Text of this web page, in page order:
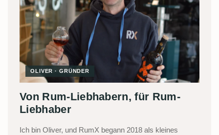
OLIVER · GRÜNDER
Von Rum-Liebhabern, für Rum-
Liebhaber
Ich bin Oliver, und RumX begann 2018 als kleines